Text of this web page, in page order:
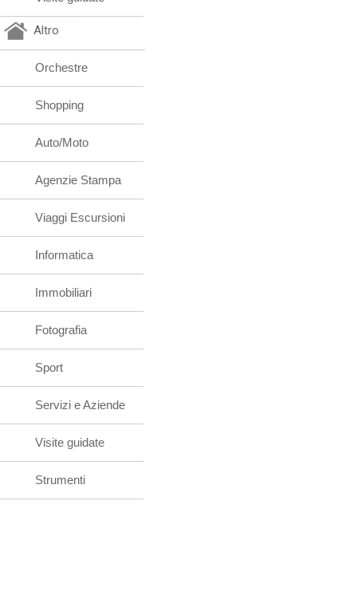
Altro
Orchestre
Shopping
Auto/Moto
Agenzie Stampa
Viaggi Escursioni
Informatica
Immobiliari
Fotografia
Sport
Servizi e Aziende
Visite guidate
Strumenti